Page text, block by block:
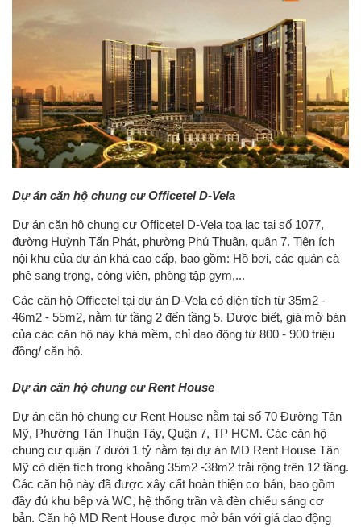
Dự án căn hộ chung cư Officetel D-Vela
Dự án căn hộ chung cư Officetel D-Vela tọa lạc tại số 1077,
đường Huỳnh Tấn Phát, phường Phú Thuận, quận 7. Tiện ích
nội khu của dự án khá cao cấp, bao gồm: Hồ bơi, các quán cà
phê sang trọng, công viên, phòng tập gym,...
Các căn hộ Officetel tại dự án D-Vela có diện tích từ 35m2 -
46m2 - 55m2, nằm từ tầng 2 đến tầng 5. Được biết, giá mở bán
của các căn hộ này khá mềm, chỉ dao động từ 800 - 900 triệu
đồng/ căn hộ.
Dự án căn hộ chung cư Rent House
Dự án căn hộ chung cư Rent House nằm tại số 70 Đường Tân
Mỹ, Phường Tân Thuận Tây, Quận 7, TP HCM. Các căn hộ
chung cư quận 7 dưới 1 tỷ nằm tại dự án MD Rent House Tân
Mỹ có diện tích trong khoảng 35m2 -38m2 trải rộng trên 12 tầng.
Các căn hộ này đã được xây cất hoàn thiện cơ bản, bao gồm
đầy đủ khu bếp và WC, hệ thống trần và đèn chiếu sáng cơ
bản. Căn hộ MD Rent House được mở bán với giá dao động